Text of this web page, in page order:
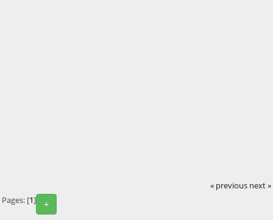
« previous next »
+
Pages: [1]